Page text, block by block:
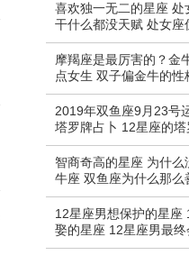
喜欢独一无二的星座 处
干什么都没天赋 处女座
摩羯座是最厉害的？金
点女生 双子偏金牛的性
2019年双鱼座9月23号
塔罗牌占卜 12星座的塔
智商奇高的星座 为什么
牛座 双鱼座为什么那么
12星座男想保护的星座
娶的星座 12星座男最